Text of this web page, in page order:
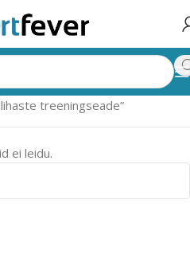
treeningseade”
ei leidu.